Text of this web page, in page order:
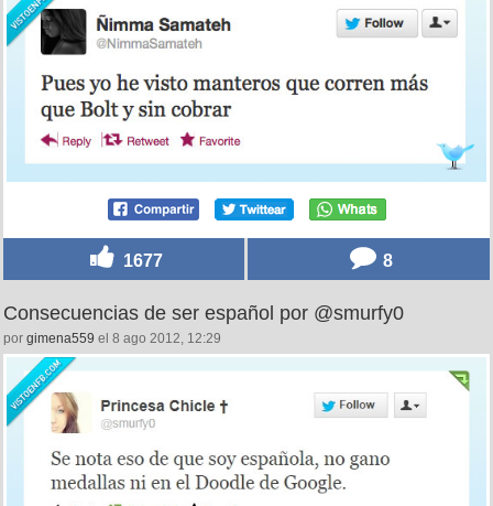
1677 8
Consecuencias de ser español por @smurfy0
por gimena559 el 8 ago 2012, 12:29